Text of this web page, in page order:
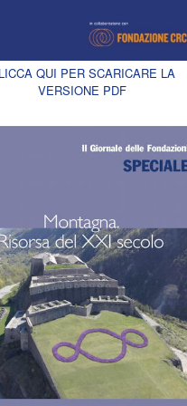
QUI PER SCARICARE LA
VERSIONE PDF